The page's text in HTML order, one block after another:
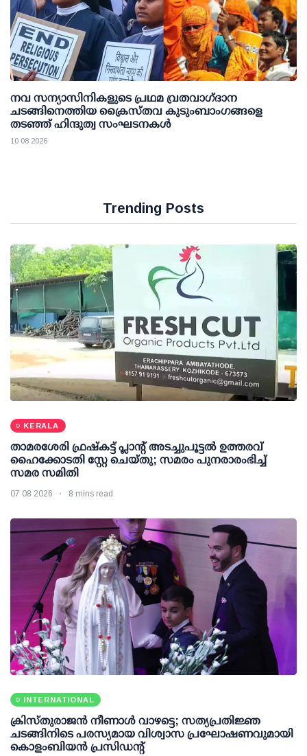
നവ സന്യാസിനികളുടെ പ്രഥമ വ്രതവാഗ്‌ദാന
ചടങ്ങിനെത്തിയ ക്രൈസ്തവ കുടുംബാംഗങ്ങളെ
തടഞ്ഞ് ഹിന്ദുത്വ സംഘടനകൾ
10 08 2026
Trending Posts
KERALA
താമരശേരി ഫ്രഷ്കട്ട് പ്ലാന്റ് അടച്ചുപൂട്ടൽ ഉത്തരവ്
ഹൈക്കോടതി സ്റ്റേ ചെയ്തു; സമരം പുനരാരംഭിച്ച്
സമര സമിതി
07 08 2026 8 mins read
INTERNATIONAL
ക്രിസ്തുരാജൻ നീണാൾ വാഴട്ടെ; സത്യപ്രതിജ്ഞ
ചടങ്ങിനിടെ പരസ്യമായ വിശ്വാസ പ്രഘോഷണവുമായി
കൊളംബിയൻ പ്രസിഡന്റ്